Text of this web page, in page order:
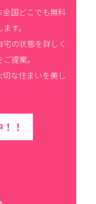
国どこでも無料
す。
の状態を詳しく
提案。
な住まいを美し
！